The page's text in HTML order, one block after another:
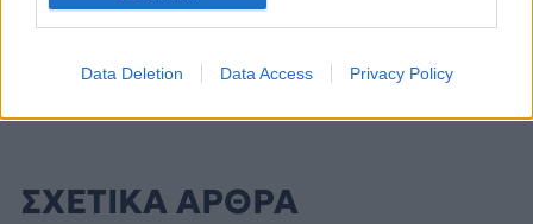
Data Deletion Data Access Privacy Policy
ΣΧΕΤΙΚΑ ΑΡΘΡΑ